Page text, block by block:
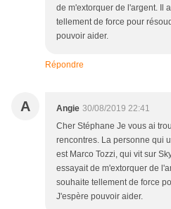
de m'extorquer de l'argent. Il
tellement de force pour
pouvoir aider.
Répondre
A Angie 30/08/2019 22:41
Cher Stéphane Je vous ai
rencontres. La personne qui
est Marco Tozzi, qui vit sur
essayait de m'extorquer de
souhaite tellement de force
J'espère pouvoir aider.